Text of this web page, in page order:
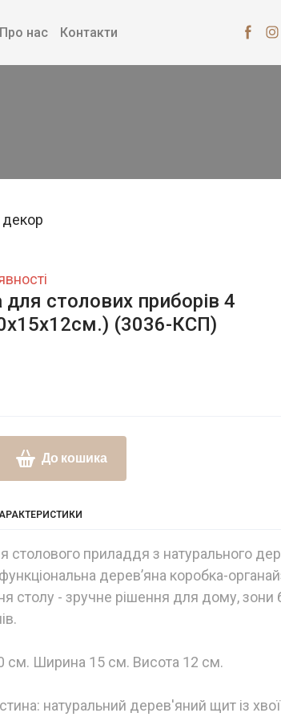
Про нас Контакти
декор
столових приборів 4
(3036-КСП)
До кошика
столового приладдя з натурального
дерев’яна коробка-
столу - зручне рішення для дому, зони
см. Ширина 15 см. Висота 12 см.
натуральний дерев'яний щит із